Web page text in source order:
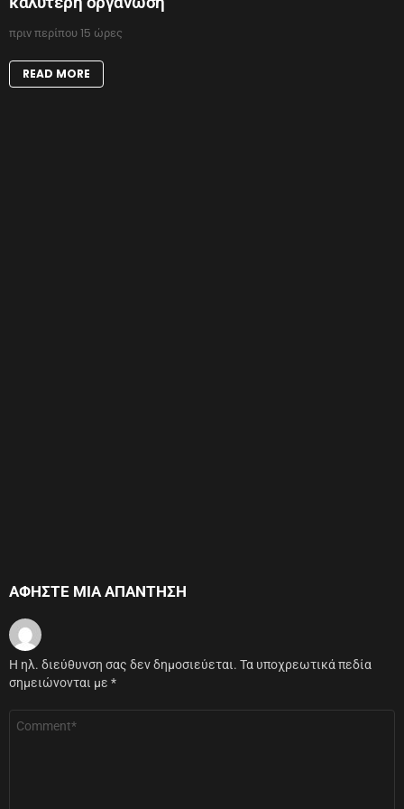
πριν περίπου 15 ώρες
READ MORE
ΑΦΉΣΤΕ ΜΙΑ ΑΠΆΝΤΗΣΗ
Η ηλ. διεύθυνση σας δεν δημοσιεύεται. Τα υποχρεωτικά πεδία
σημειώνονται με *
Σχόλιο